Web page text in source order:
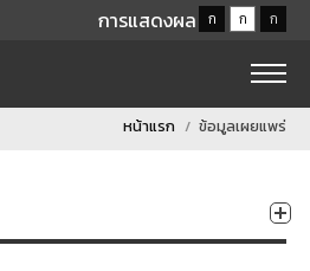
การแสดงผล ก ก ก
หน้าแรก ข้อมูลเผยแพร่